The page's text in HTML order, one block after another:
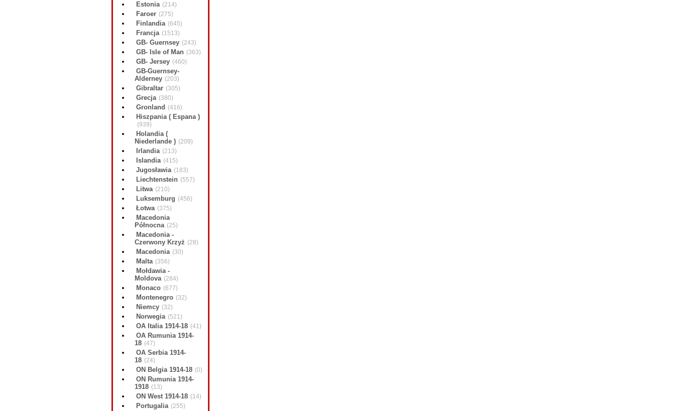
Estonia (214)
Faroer (275)
Finlandia (645)
Francja (1513)
GB- Guernsey (243)
GB- Isle of Man (363)
GB- Jersey (460)
GB-Guernsey-
Alderney (203)
Gibraltar (305)
Grecja (380)
Gronland (416)
Hiszpania ( Espana )
(939)
Holandia (
Niederlande ) (209)
Irlandia (213)
Islandia (415)
Jugosławia (183)
Liechtenstein (557)
Litwa (210)
Luksemburg (456)
Łotwa (375)
Macedonia
Północna (25)
Macedonia -
Czerwony Krzyż (28)
Macedonia (30)
Malta (356)
Mołdawia -
Moldova (284)
Monaco (677)
Montenegro (32)
Niemcy (32)
Norwegia (521)
OA Italia 1914-18 (41)
OA Rumunia 1914-
18 (47)
OA Serbia 1914-
18 (24)
ON Belgia 1914-18 (0)
ON Rumunia 1914-
1918 (13)
ON West 1914-18 (14)
Portugalia (255)